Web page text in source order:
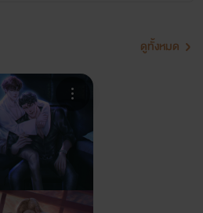
ดูทั้งหมด